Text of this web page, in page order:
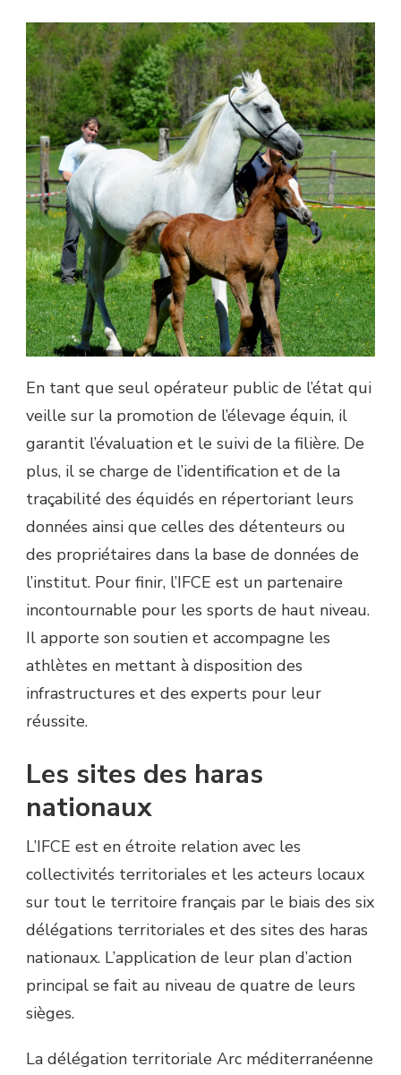
En tant que seul opérateur public de l’état qui
veille sur la promotion de l’élevage équin, il
garantit l’évaluation et le suivi de la filière. De
plus, il se charge de l’identification et de la
traçabilité des équidés en répertoriant leurs
données ainsi que celles des détenteurs ou
des propriétaires dans la base de données de
l’institut. Pour finir, l’IFCE est un partenaire
incontournable pour les sports de haut niveau.
Il apporte son soutien et accompagne les
athlètes en mettant à disposition des
infrastructures et des experts pour leur
réussite.
Les sites des haras
nationaux
L’IFCE est en étroite relation avec les
collectivités territoriales et les acteurs locaux
sur tout le territoire français par le biais des six
délégations territoriales et des sites des haras
nationaux. L’application de leur plan d’action
principal se fait au niveau de quatre de leurs
sièges.
La délégation territoriale Arc méditerranéenne